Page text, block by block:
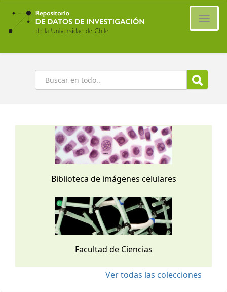
Ir
contenido
principal
Buscar
Biblioteca de imágenes celulares
Facultad de Ciencias
Ver todas las colecciones